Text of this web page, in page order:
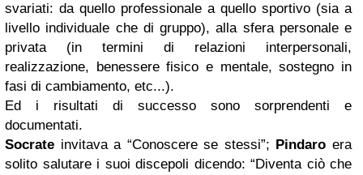
svariati: da quello professionale a quello sportivo (sia a
livello individuale che di gruppo), alla sfera personale e
privata (in termini di relazioni interpersonali,
realizzazione, benessere fisico e mentale, sostegno in
fasi di cambiamento, etc...).
Ed i risultati di successo sono sorprendenti e
documentati.
Socrate invitava a “Conoscere se stessi”; Pindaro era
solito salutare i suoi discepoli dicendo: “Diventa ciò che